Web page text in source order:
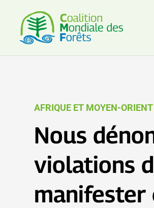
AFRIQUE ET MOYEN-ORIENT
Nous
violations
manifester